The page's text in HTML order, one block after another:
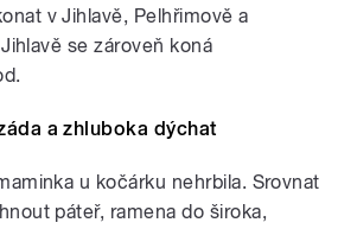
v Jihlavě, Pelhřimově a
se zároveň koná
a zhluboka dýchat
u kočárku nehrbila. Srovnat
páteř, ramena do široka,